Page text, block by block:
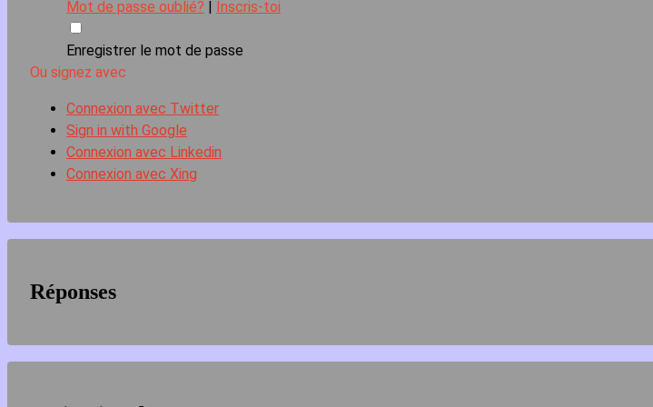
Mot de passe oublié? Inscris-toi
Enregistrer le mot de passe
Ou signez avec
Connexion avec Twitter
Sign in with Google
Connexion avec Linkedin
Connexion avec Xing
Réponses